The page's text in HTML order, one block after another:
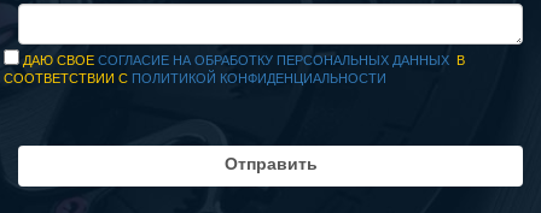
ДАЮ СВОЕСОГЛАСИЕ НА ОБРАБОТКУ ПЕРСОНАЛЬНЫХ ДАННЫХ В
СООТВЕТСТВИИ С ПОЛИТИКОЙ КОНФИДЕНЦИАЛЬНОСТИ